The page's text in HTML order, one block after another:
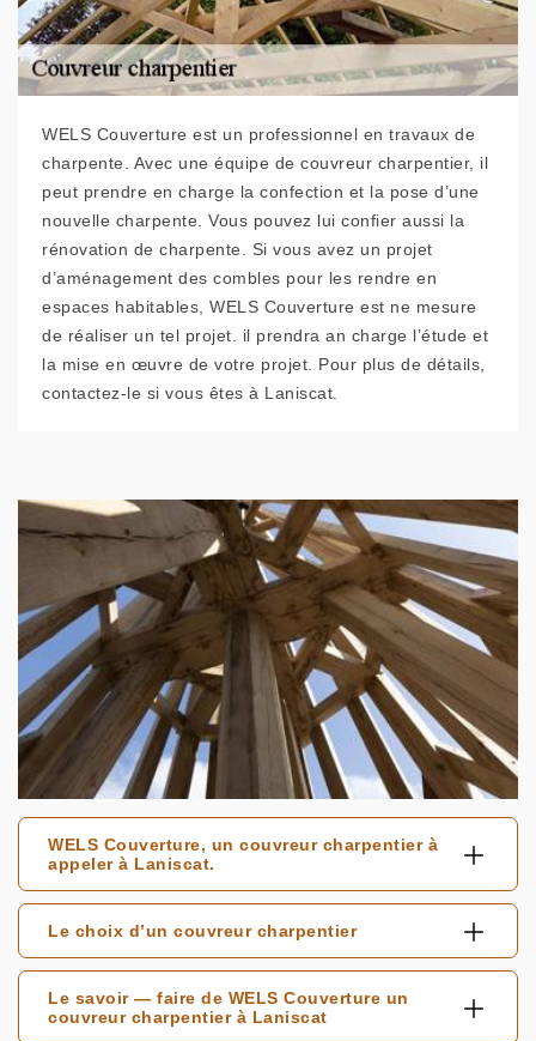
WELS Couverture est un professionnel en travaux de
charpente. Avec une équipe de couvreur charpentier, il
peut prendre en charge la confection et la pose d’une
nouvelle charpente. Vous pouvez lui confier aussi la
rénovation de charpente. Si vous avez un projet
d’aménagement des combles pour les rendre en
espaces habitables, WELS Couverture est ne mesure
de réaliser un tel projet. il prendra an charge l’étude et
la mise en œuvre de votre projet. Pour plus de détails,
contactez-le si vous êtes à Laniscat.
WELS Couverture, un couvreur charpentier à
appeler à Laniscat.
Le choix d’un couvreur charpentier
Le savoir — faire de WELS Couverture un
couvreur charpentier à Laniscat